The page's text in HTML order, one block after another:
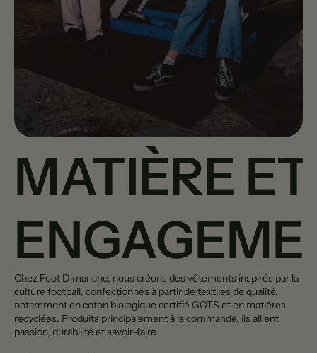
MATIÈRE ET
Chez Foot Dimanche, nous créons des vêtements inspirés par la
culture football, confectionnés à partir de textiles de qualité,
notamment en coton biologique certifié GOTS et en matières
recyclées. Produits principalement à la commande, ils allient
passion, durabilité et savoir-faire.